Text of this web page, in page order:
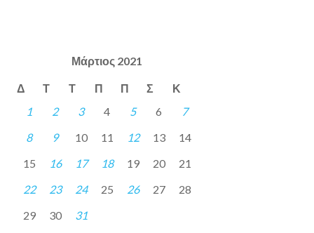
Μάρτιος 2021
Δ Τ Τ Π Π Σ Κ
1 2 3 4 5 6
7
8
9 10 11 12 13
14
15
16 17 18 19 20
21
22
23 24 25 26 27
28
29
30 31